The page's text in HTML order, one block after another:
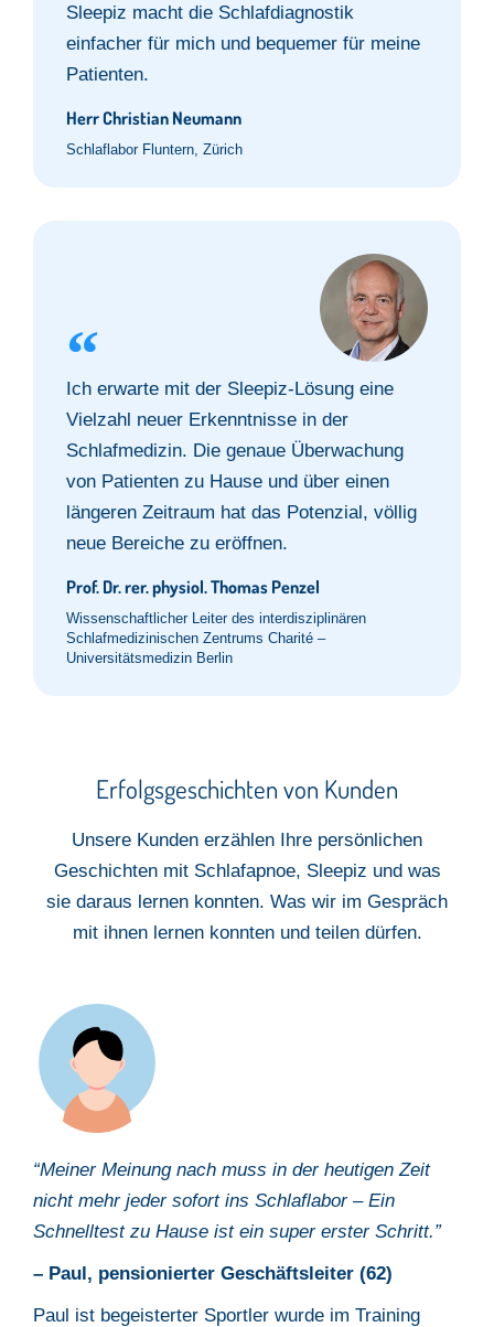
Sleepiz macht die Schlafdiagnostik
einfacher für mich und bequemer für meine
Patienten.
Herr Christian Neumann
Schlaflabor Fluntern, Zürich
Ich erwarte mit der Sleepiz-Lösung eine
Vielzahl neuer Erkenntnisse in der
Schlafmedizin. Die genaue Überwachung
von Patienten zu Hause und über einen
längeren Zeitraum hat das Potenzial, völlig
neue Bereiche zu eröffnen.
Prof. Dr. rer. physiol. Thomas Penzel
Wissenschaftlicher Leiter des interdisziplinären
Schlafmedizinischen Zentrums Charité –
Universitätsmedizin Berlin
Erfolgsgeschichten von Kunden​
Unsere Kunden erzählen Ihre persönlichen
Geschichten mit Schlafapnoe, Sleepiz und was
sie daraus lernen konnten. Was wir im Gespräch
mit ihnen lernen konnten und teilen dürfen.
“Meiner Meinung nach muss in der heutigen Zeit
nicht mehr jeder sofort ins Schlaflabor – Ein
Schnelltest zu Hause ist ein super erster Schritt.”
– Paul, pensionierter Geschäftsleiter (62)
Paul ist begeisterter Sportler wurde im Training